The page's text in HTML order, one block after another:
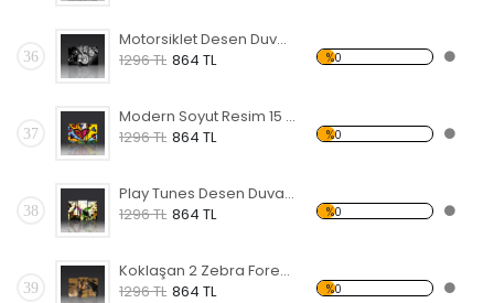
36
Motorsiklet Desen Duvar Panosu 3AS-1120
1296 TL 864 TL %0
37
Modern Soyut Resim 15 Forex Tablo
1296 TL 864 TL %0
38
Play Tunes Desen Duvar Panosu
1296 TL 864 TL %0
39
Koklaşan 2 Zebra Forex Tablo
1296 TL 864 TL %0